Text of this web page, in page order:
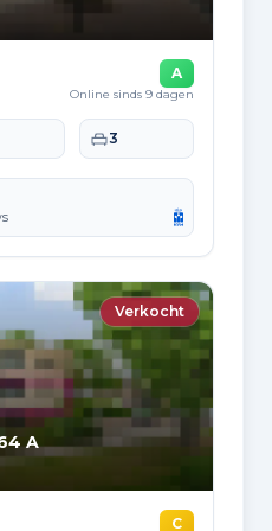
352
53
2.291
Label F
1.719
1.308
A
Online sinds 9 dagen
Slaapkamers
3
Verkocht
A
C